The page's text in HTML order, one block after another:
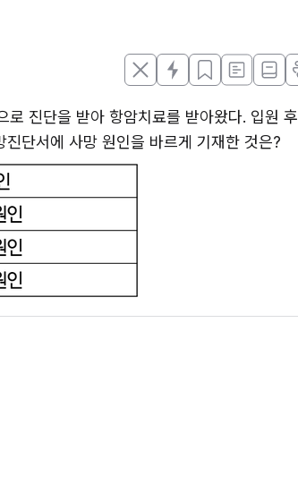
진단을 받아 항암치료를 받아왔다. 입원 후
단서에 사망 원인을 바르게 기재한 것은?